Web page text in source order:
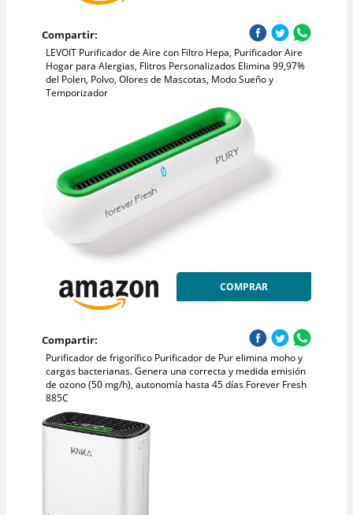
Compartir:
LEVOIT Purificador de Aire con Filtro Hepa, Purificador Aire
Hogar para Alergias, Flitros Personalizados Elimina 99,97%
del Polen, Polvo, Olores de Mascotas, Modo Sueño y
Temporizador
COMPRAR
Compartir:
Purificador de frigorífico Purificador de Pur elimina moho y
cargas bacterianas. Genera una correcta y medida emisión
de ozono (50 mg/h), autonomía hasta 45 días Forever Fresh
885C